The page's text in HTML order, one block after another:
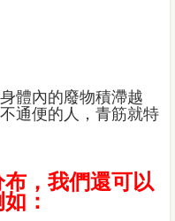
體內的廢物積滯越
通便的人，青筋就特
，我們還可以
：